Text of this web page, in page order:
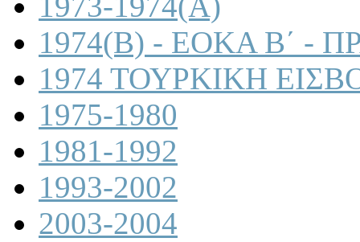
1974(B) - ΕΟΚΑ Β΄ -
1974 ΤΟΥΡΚΙΚΗ
1975-1980
1981-1992
1993-2002
2003-2004